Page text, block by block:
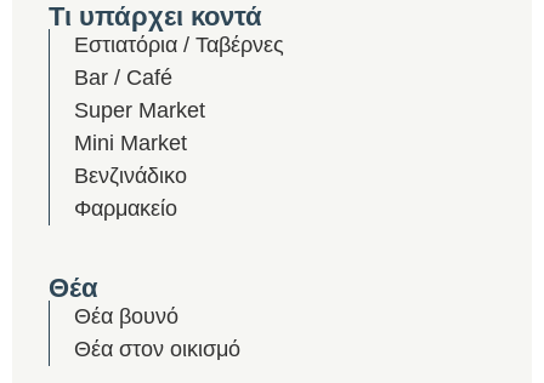
Τι υπάρχει κοντά
Εστιατόρια / Ταβέρνες
Bar / Café
Super Market
Mini Market
Βενζινάδικο
Φαρμακείο
Θέα
Θέα βουνό
Θέα στον οικισμό